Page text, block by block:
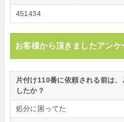
451434
お客様から頂きましたアンケ
片付け110番に依頼される前は
したか？
処分に困ってた